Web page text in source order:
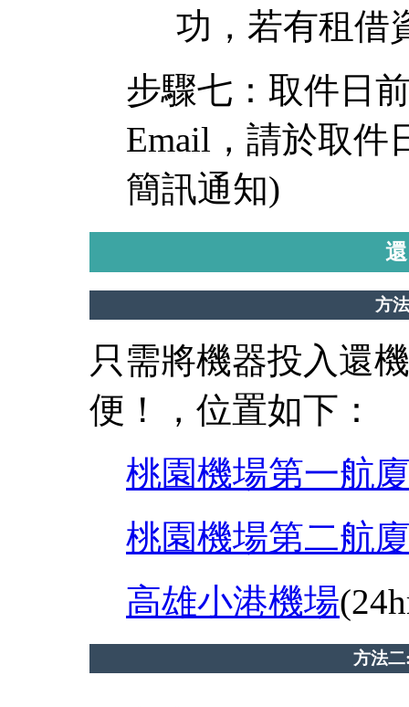
功，若有租借
步驟七：取件日
Email，請於取件
簡訊通知)
方
只需將機器投入還
便！，位置如下：
桃園機場第一航
桃園機場第二航
高雄小港機場
方法